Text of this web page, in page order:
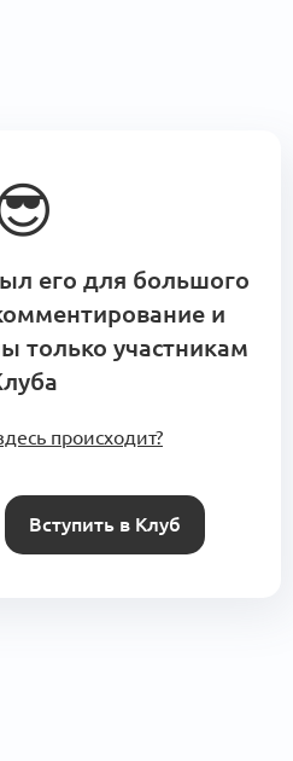
его для большого
и
только участникам
происходит?
Вступить в Клуб